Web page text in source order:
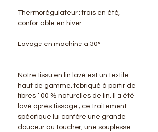
Thermorégulateur : frais en été,
confortable en hiver
Lavage en machine à 30°
Notre tissu en lin lavé est un textile
haut de gamme, fabriqué à partir de
fibres 100 % naturelles de lin. Il a été
lavé après tissage ; ce traitement
spécifique lui confère une grande
douceur au toucher, une souplesse